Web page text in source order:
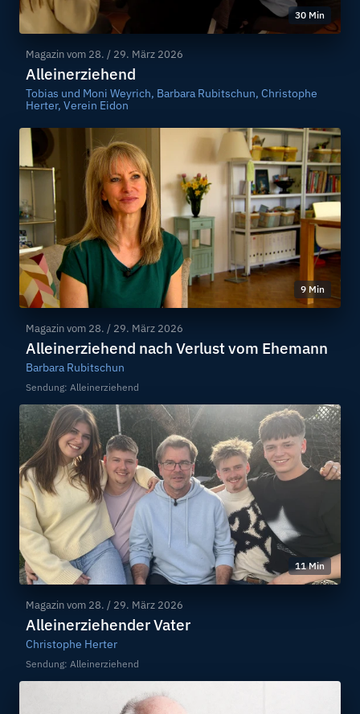
30 Min
Magazin vom 28. / 29. März 2026
Alleinerziehend
Tobias und Moni Weyrich, Barbara Rubitschun, Christophe
Herter, Verein Eidon
9 Min
Magazin vom 28. / 29. März 2026
Alleinerziehend nach Verlust vom Ehemann
Barbara Rubitschun
Sendung: Alleinerziehend
11 Min
Magazin vom 28. / 29. März 2026
Alleinerziehender Vater
Christophe Herter
Sendung: Alleinerziehend